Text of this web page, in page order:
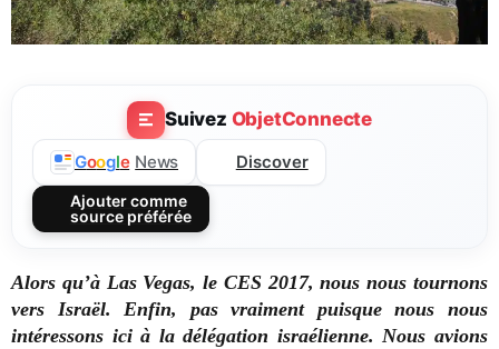
Suivez ObjetConnecte
Google News Discover
Ajouter comme
source préférée
Alors qu’à Las Vegas, le CES 2017, nous nous tournons
vers Israël. Enfin, pas vraiment puisque nous nous
intéressons ici à la délégation israélienne. Nous avions